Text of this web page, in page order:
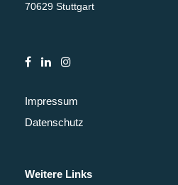
70629 Stuttgart
Impressum
Datenschutz
Weitere Links